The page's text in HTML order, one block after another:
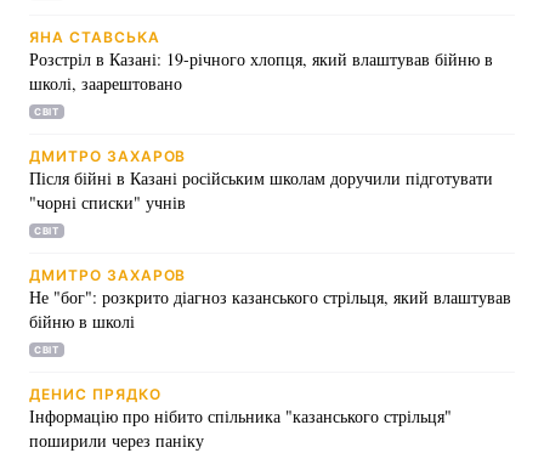
Головна
Економіка
Техно і зв'язок Лайт
ЯНА СТАВСЬКА
Розстріл в Казані: 19-річного хлопця, який влаштував бійню в
школі, заарештовано
СВІТ
ДМИТРО ЗАХАРОВ
Після бійні в Казані російським школам доручили підготувати
"чорні списки" учнів
СВІТ
ДМИТРО ЗАХАРОВ
Не "бог": розкрито діагноз казанського стрільця, який влаштував
бійню в школі
СВІТ
ДЕНИС ПРЯДКО
Інформацію про нібито спільника "казанського стрільця"
поширили через паніку